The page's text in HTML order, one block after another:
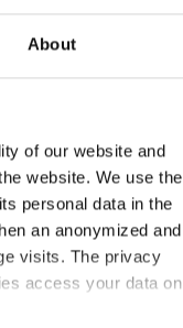
About
of our website and
website. We use the
personal data in the
an anonymized and
visits. The privacy
access your data on